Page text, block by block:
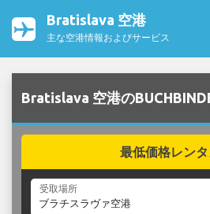
Bratislava 空港
主な空港情報およびサービス
Bratislava 空港の
最低価格レン
受取場所